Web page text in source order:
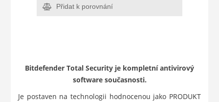
Přidat k porovnání
Bitdefender Total Security je kompletní antivirový
software současnosti.
Je postaven na technologii hodnocenou jako PRODUKT